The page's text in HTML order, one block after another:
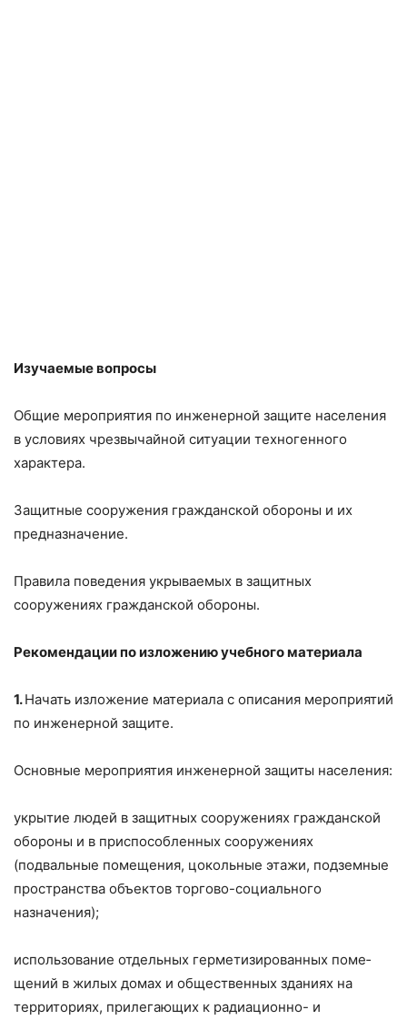
Изучаемые вопросы
Общие мероприятия по инженерной защите населения
в условиях чрезвычайной ситуации техногенного
характера.
Защитные сооружения гражданской обороны и их
предназначение.
Правила поведения укрываемых в защитных
сооружениях гражданской обороны.
Рекомендации по изложению учебного материала
1. Начать изложение материала с описания мероприятий
по инженерной защите.
Основные мероприятия инженерной защиты населения:
укрытие людей в защитных сооружениях гражданской
обо­роны и в приспособленных сооружениях
(подвальные помеще­ния, цокольные этажи, подземные
пространства объектов торгово-социального
назначения);
использование отдельных герметизированных поме­
щений в жилых домах и общественных зданиях на
территориях, прилегающих к радиационно- и